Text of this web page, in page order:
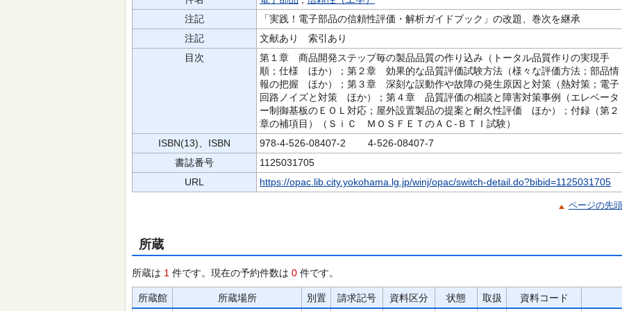
注記
「実践！電子部品の信頼性評価・解析ガイドブック」の改題、巻次を継承
注記
文献あり 索引あり
目次
第１章 商品開発ステップ毎の製品品質の作り込み（トータル品質作りの実現手
順；仕様 ほか）；第２章 効果的な品質評価試験方法（様々な評価方法；部品情
報の把握 ほか）；第３章 深刻な誤動作や故障の発生原因と対策（熱対策；電子
回路ノイズと対策 ほか）；第４章 品質評価の相談と障害対策事例（エレベータ
ー制御基板のＥＯＬ対応；屋外設置製品の提案と耐久性評価 ほか）；付録（第２
章の補項目）（ＳｉＣ ＭＯＳＦＥＴのＡＣ‐ＢＴＩ試験）
ISBN(13)、ISBN
978-4-526-08407-2 4-526-08407-7
書誌番号
1125031705
URL
https://opac.lib.city.yokohama.lg.jp/winj/opac/switch-detail.do?bibid=1125031705
ページの先
所蔵
所蔵は 1 件です。現在の予約件数は 0 件です。
所蔵館 所蔵場所 別置 請求記号 資料区分 状態 取扱 資料コード